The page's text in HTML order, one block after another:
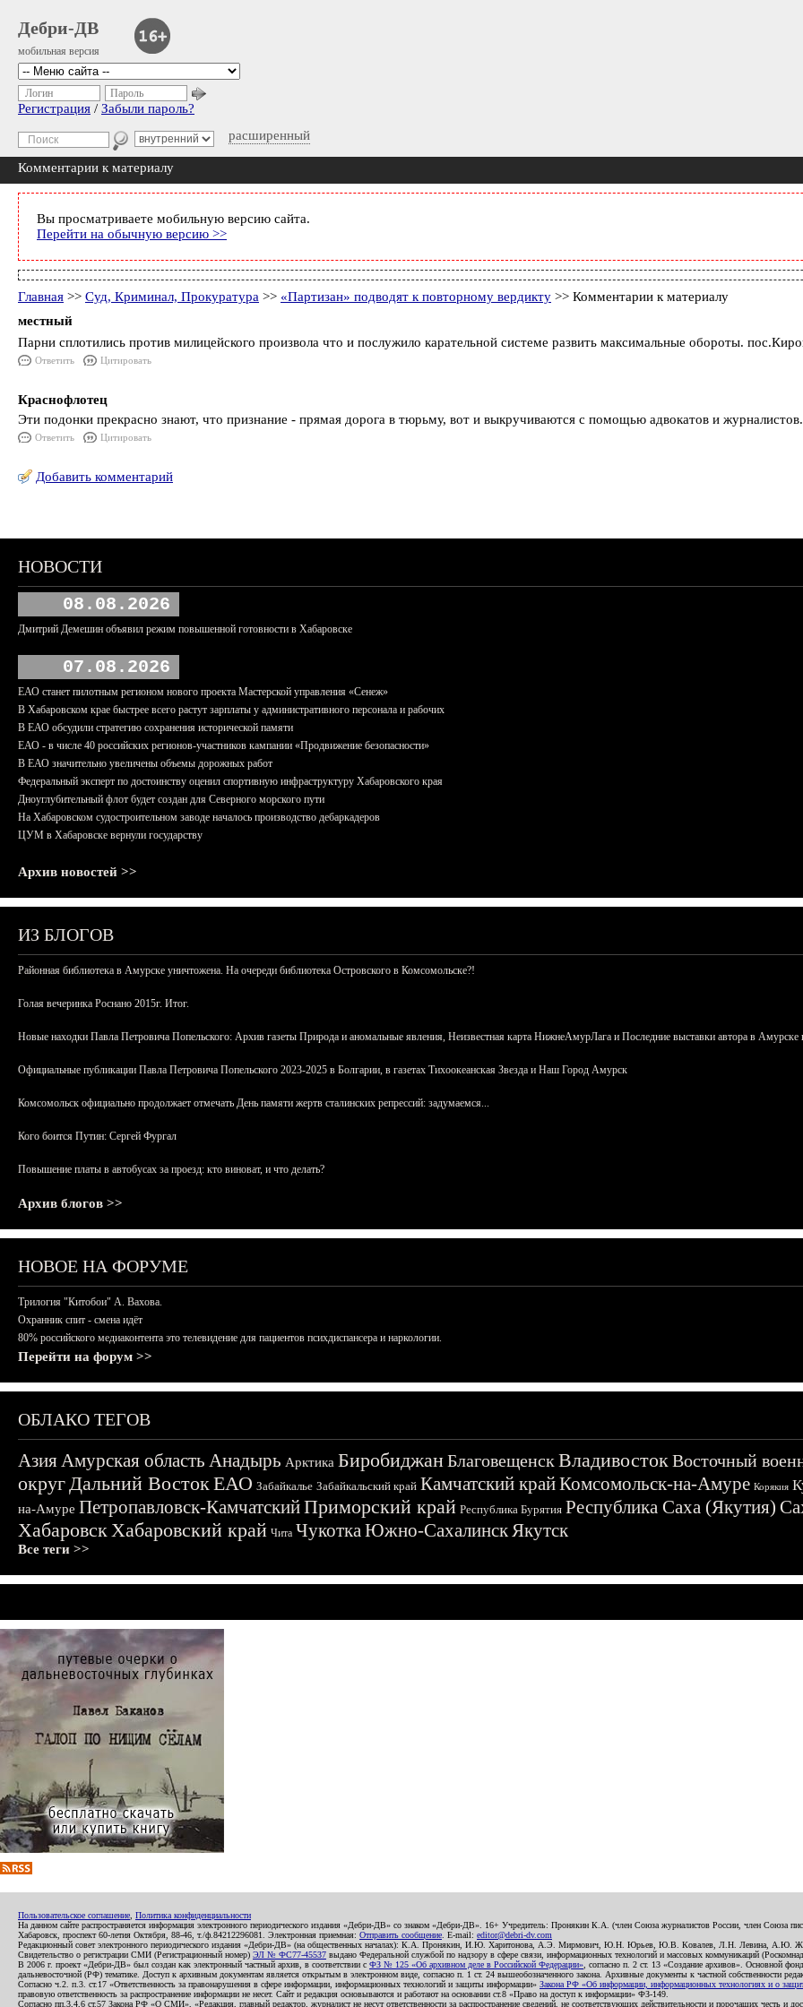
Дебри-ДВ
мобильная версия
расширенный
Логин Пароль
Регистрация / Забыли пароль?
Комментарии к материалу
Вы просматриваете мобильную версию сайта.
Перейти на обычную версию >>
Главная >> Суд, Криминал, Прокуратура >> «Партизан» подводят к повторному вердикту >> Комментарии к материалу
местный
Парни сплотились против милицейского произвола что и послужило карательной системе развить максимальные обороты.
Ответить Цитировать
Краснофлотец
Эти подонки прекрасно знают, что признание - прямая дорога в тюрьму, вот и выкручиваются с помощью адвокатов и
Ответить Цитировать
Добавить комментарий
НОВОСТИ
08.08.2026
Дмитрий Демешин объявил режим повышенной готовности в Хабаровске
07.08.2026
ЕАО станет пилотным регионом нового проекта Мастерской управления «Сенеж»
В Хабаровском крае быстрее всего растут зарплаты у административного персонала и рабочих
В ЕАО обсудили стратегию сохранения исторической памяти
ЕАО - в числе 40 российских регионов-участников кампании «Продвижение безопасности»
В ЕАО значительно увеличены объемы дорожных работ
Федеральный эксперт по достоинству оценил спортивную инфраструктуру Хабаровского края
Дноуглубительный флот будет создан для Северного морского пути
На Хабаровском судостроительном заводе началось производство дебаркадеров
ЦУМ в Хабаровске вернули государству
Архив новостей >>
ИЗ БЛОГОВ
Районная библиотека в Амурске уничтожена. На очереди библиотека Островского в Комсомольске?!
Голая вечеринка Роснано 2015г. Итог.
Новые находки Павла Петровича Попельского: Архив газеты Природа и аномальные явления, Неизвестная карта НижнеАмурЛага и Последние выставки автора в Амурске
Официальные публикации Павла Петровича Попельского 2023-2025 в Болгарии, в газетах Тихоокеанская Звезда и Наш Город Амурск
Комсомольск официально продолжает отмечать День памяти жертв сталинских репрессий: задумаемся...
Кого боится Путин: Сергей Фургал
Повышение платы в автобусах за проезд: кто виноват, и что делать?
Архив блогов >>
НОВОЕ НА ФОРУМЕ
Трилогия "Китобои" А. Вахова.
Охранник спит - смена идёт
80% российского медиаконтента это телевидение для пациентов психдиспансера и наркологии.
Перейти на форум >>
ОБЛАКО ТЕГОВ
АзияАмурская область Анадырь Арктика БиробиджанБлаговещенскВладивостокВосточный
округДальний ВостокЕАО Забайкалье Забайкальский край Камчатский крайКомсомольск-на-Амуре Корякия
на-Амуре Петропавловск-КамчатскийПриморский край Республика Бурятия Республика Саха (Якутия)
ХабаровскХабаровский край Чита ЧукоткаЮжно-СахалинскЯкутск
Все теги >>
Пользовательское соглашение Политика конфиденциальности
На данном сайте распространяется информация электронного периодического издания «Дебри-ДВ» со знаком «Дебри-ДВ». 16+ Учредитель: Пронякин К.А. (член Союза журналистов России, член Союза
Хабаровск, проспект 60-летия Октября, 88-46, т./ф.84212296081. Электронная приемная: Отправить сообщение . E-mail: editor@debri-dv.com
Редакционный совет электронного периодического издания «Дебри-ДВ» (на общественных началах): К.А. Пронякин, И.Ю. Харитонова, А.Э. Мирмович, Ю.Н. Юрьев, Ю.В. Ковалев, Л.Н. Левина,
Свидетельство о регистрации СМИ (Регистрационный номер) ЭЛ № ФС77-45537 выдано Федеральной службой по надзору в сфере связи, информационных технологий и массовых коммуникаций
В 2006 г. проект «Дебри-ДВ» был создан как электронный частный архив, в соответствии с ФЗ № 125 «Об архивном деле в Российской Федерации» , согласно п. 2 ст. 13 «Создание архивов». Основной
дальневосточной (РФ) тематике. Доступ к архивным документам является открытым в электронном виде, согласно п. 1 ст. 24 вышеобозначенного закона. Архивные документы к частной собственности
Согласно ч.2. п.3. ст.17 «Ответственность за правонарушения в сфере информации, информационных технологий и защиты информации» Закона РФ «Об информации, информационных технологиях и о
правовую ответственность за распространение информации не несет. Сайт и редакция основываются и работают на основании ст.8 «Право на доступ к информации» ФЗ-149.
Согласно пп.3,4,6 ст.57 Закона РФ «О СМИ», «Редакция, главный редактор, журналист не несут ответственности за распространение сведений, не соответствующих действительности и порочащих честь и